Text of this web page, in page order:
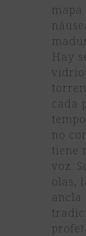
Hay
cada
no
tiene
voz.
olas,
ancla